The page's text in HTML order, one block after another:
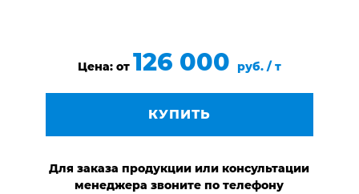
Цена: от 126 000 руб. / т
КУПИТЬ
Для заказа продукции или консультации
менеджера звоните по телефону